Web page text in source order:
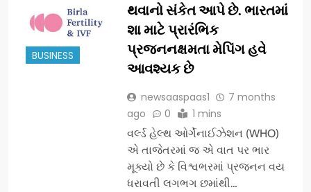
BUSINESS
થવાનો સંકેત આપે છે. ભારતમાં
શા માટે પ્રારંભિક
પ્રજનનક્ષમતા મેપિંગ હવે
આવશ્યક છે
newsaaspaas1
7 months
ago
0 1 mins
વર્લ્ડ હેલ્થ ઓર્ગેનાઈઝેશન (WHO)
એ તાજેતરમાં જ એ વાત પર ભાર
મૂક્યો છે કે વિશ્વભરમાં પ્રજનન વય
ધરાવતી લગભગ છમાંથી…